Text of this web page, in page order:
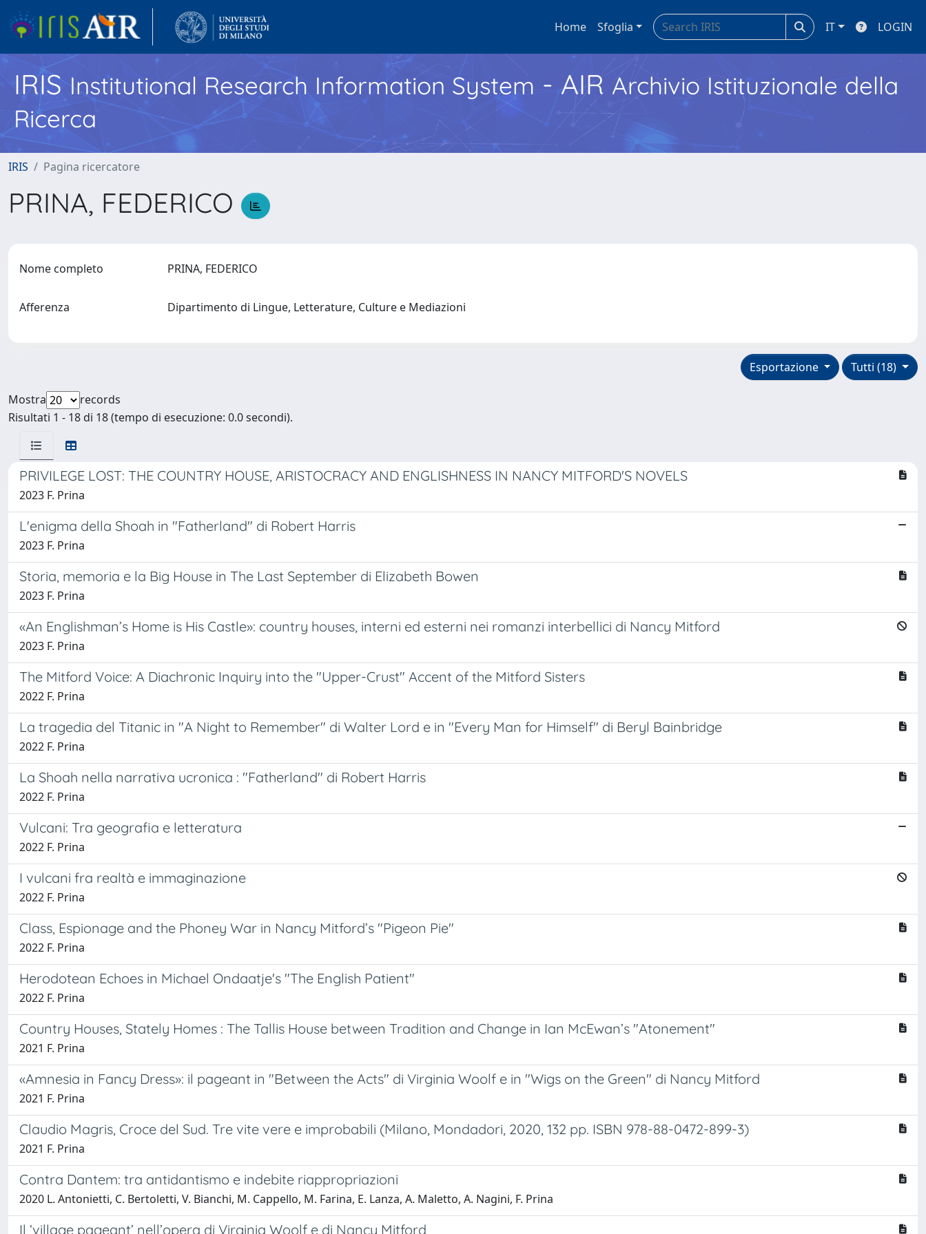
Home Sfoglia IT LOGIN
IRISInstitutional Research Information System - AIR Archivio Istituzionale della
Ricerca
IRIS Pagina ricercatore
PRINA, FEDERICO
Nome completo PRINA, FEDERICO
Afferenza Dipartimento di Lingue, Letterature, Culture e Mediazioni
Tutti (18)
Esportazione
Mostra
records
Risultati 1 - 18 di 18 (tempo di esecuzione: 0.0 secondi).
PRIVILEGE LOST: THE COUNTRY HOUSE, ARISTOCRACY AND ENGLISHNESS IN NANCY MITFORD'S NOVELS
2023 F. Prina
L'enigma della Shoah in "Fatherland" di Robert Harris
2023 F. Prina
Storia, memoria e la Big House in The Last September di Elizabeth Bowen
2023 F. Prina
«An Englishman’s Home is His Castle»: country houses, interni ed esterni nei romanzi interbellici di Nancy Mitford
2023 F. Prina
The Mitford Voice: A Diachronic Inquiry into the "Upper-Crust" Accent of the Mitford Sisters
2022 F. Prina
La tragedia del Titanic in "A Night to Remember" di Walter Lord e in "Every Man for Himself" di Beryl Bainbridge
2022 F. Prina
La Shoah nella narrativa ucronica : "Fatherland" di Robert Harris
2022 F. Prina
Vulcani: Tra geografia e letteratura
2022 F. Prina
I vulcani fra realtà e immaginazione
2022 F. Prina
Class, Espionage and the Phoney War in Nancy Mitford’s "Pigeon Pie"
2022 F. Prina
Herodotean Echoes in Michael Ondaatje's "The English Patient"
2022 F. Prina
Country Houses, Stately Homes : The Tallis House between Tradition and Change in Ian McEwan’s "Atonement"
2021 F. Prina
«Amnesia in Fancy Dress»: il pageant in "Between the Acts" di Virginia Woolf e in "Wigs on the Green" di Nancy Mitford
2021 F. Prina
Claudio Magris, Croce del Sud. Tre vite vere e improbabili (Milano, Mondadori, 2020, 132 pp. ISBN 978-88-0472-899-3)
2021 F. Prina
Contra Dantem: tra antidantismo e indebite riappropriazioni
2020 L. Antonietti, C. Bertoletti, V. Bianchi, M. Cappello, M. Farina, E. Lanza, A. Maletto, A. Nagini, F. Prina
Il ‘village pageant’ nell’opera di Virginia Woolf e di Nancy Mitford